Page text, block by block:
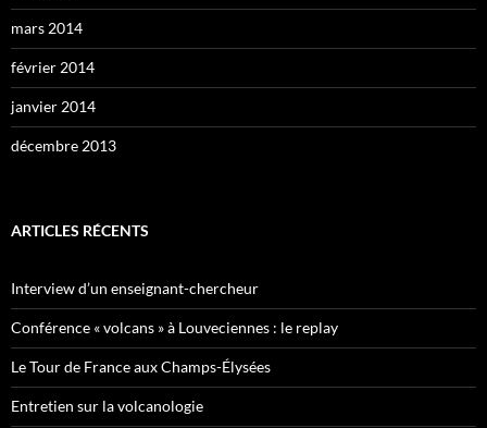
mars 2014
février 2014
janvier 2014
décembre 2013
ARTICLES RÉCENTS
Interview d’un enseignant-chercheur
Conférence « volcans » à Louveciennes : le replay
Le Tour de France aux Champs-Élysées
Entretien sur la volcanologie